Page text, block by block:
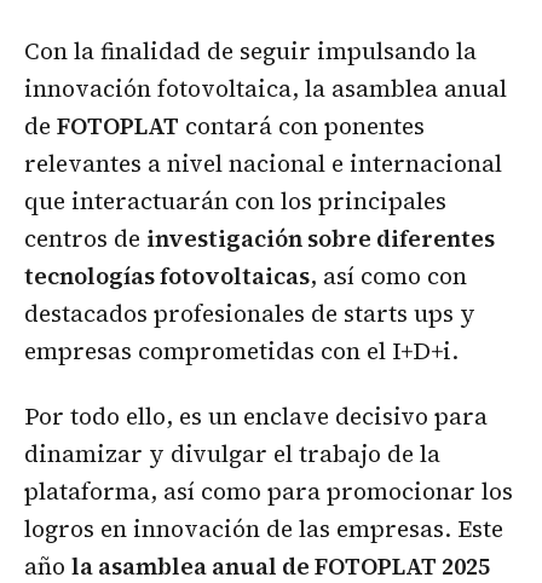
Con la finalidad de seguir impulsando la
innovación fotovoltaica, la asamblea anual
de FOTOPLAT contará con ponentes
relevantes a nivel nacional e internacional
que interactuarán con los principales
centros de investigación sobre diferentes
tecnologías fotovoltaicas, así como con
destacados profesionales de starts ups y
empresas comprometidas con el I+D+i.
Por todo ello, es un enclave decisivo para
dinamizar y divulgar el trabajo de la
plataforma, así como para promocionar los
logros en innovación de las empresas. Este
año la asamblea anual de FOTOPLAT 2025